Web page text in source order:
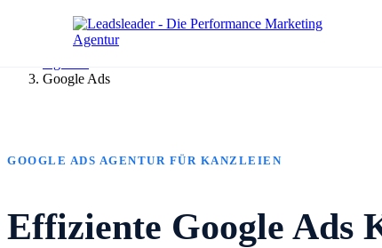
Google Ads
GOOGLE ADS AGENTUR FÜR KANZLEIEN
Effiziente Google Ads